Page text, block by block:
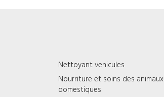
Nettoyant vehicules
Nourriture et soins des animaux
domestiques